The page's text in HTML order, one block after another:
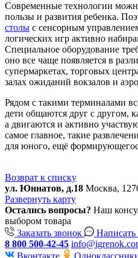
Современные технологии
пользы и развития ребенка.
столы с сенсорным
логических игр активно
Специальное оборудование
оно все чаще появляется в
супермаркетах, торговых
залах ожиданий вокзалов и
Рядом с такими терминалами
дети общаются друг с другом,
а двигаются и активно
самое главное, такие
для юного, ещё
Возврат к списку
ул. Юннатов, д.18 Москва,
Развернуть карту
Остались вопросы? Наш
выбором товара
Заказать звонок
8 800 500-42-45